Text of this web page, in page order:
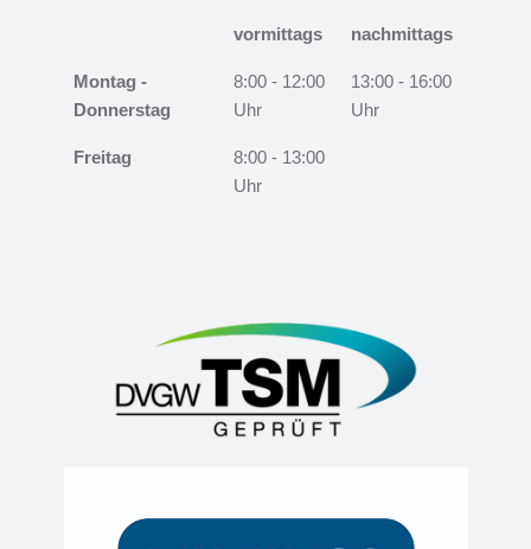
vormittags nachmittags
Montag -
Donnerstag
8:00 - 12:00
Uhr
13:00 - 16:00
Uhr
Freitag
8:00 - 13:00
Uhr